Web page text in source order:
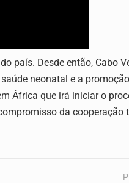
país. Desde então, Cabo
neonatal e a
África que irá iniciar o
da cooperação